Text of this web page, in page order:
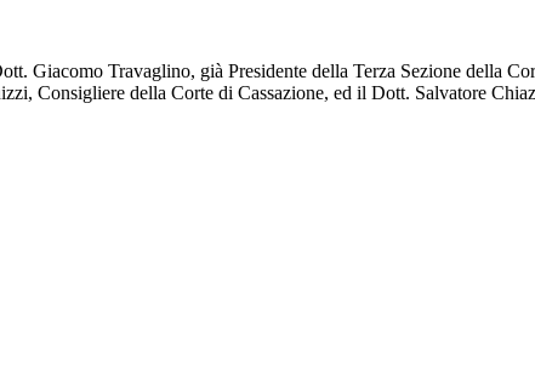
Giacomo Travaglino, già Presidente della Terza Sezione della
Consigliere della Corte di Cassazione, ed il Dott. Salvatore